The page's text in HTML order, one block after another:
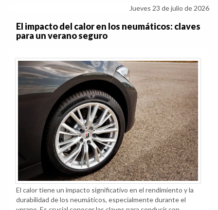
Jueves 23 de julio de 2026
El impacto del calor en los neumáticos: claves
para un verano seguro
El calor tiene un impacto significativo en el rendimiento y la
durabilidad de los neumáticos, especialmente durante el